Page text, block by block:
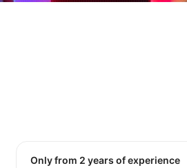
Only from 2 years of experience